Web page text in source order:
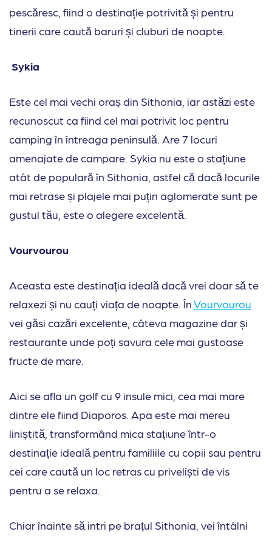
pescăresc, fiind o destinație potrivită și pentru
tinerii care caută baruri și cluburi de noapte.
Sykia
Este cel mai vechi oraș din Sithonia, iar astăzi este
recunoscut ca fiind cel mai potrivit loc pentru
camping în întreaga peninsulă. Are 7 locuri
amenajate de campare. Sykia nu este o stațiune
atât de populară în Sithonia, astfel că dacă locurile
mai retrase și plajele mai puțin aglomerate sunt pe
gustul tău, este o alegere excelentă.
Vourvourou
Aceasta este destinația ideală dacă vrei doar să te
relaxezi și nu cauți viața de noapte. ÎnVourvourou
vei găsi cazări excelente, câteva magazine dar și
restaurante unde poți savura cele mai gustoase
fructe de mare.
Aici se afla un golf cu 9 insule mici, cea mai mare
dintre ele fiind Diaporos. Apa este mai mereu
liniștită, transformând mica stațiune într-o
destinație ideală pentru familiile cu copii sau pentru
cei care caută un loc retras cu priveliști de vis
pentru a se relaxa.
Chiar înainte să intri pe brațul Sithonia, vei întâlni